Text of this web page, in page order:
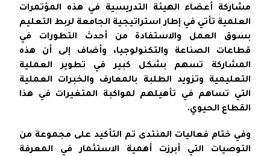
مشاركة أعضاء الهيئة التدريسية في هذه المؤتمرات
العلمية تأتي في إطار استراتيجية الجامعة لربط التعليم
بسوق العمل والاستفادة من أحدث التطورات في
قطاعات الصناعة والتكنولوجيا، وأضاف إلى أن هذه
المشاركة تسهم بشكل كبير في تطوير العملية
التعليمية وتزويد الطلبة بالمعارف والخبرات العملية
التي تساهم في تأهيلهم لمواكبة المتغيرات في هذا
القطاع الحيوي.
وفي ختام فعاليات المنتدى تم التأكيد على مجموعة من
التوصيات التي أبرزت أهمية الاستثمار في المعرفة